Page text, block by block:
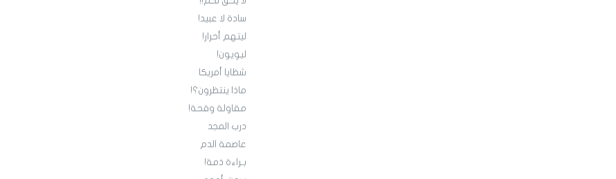
سادة لا عبيد!
ليتهم أحرار!
ليويون!
شظايا أمريكا
ماذا ينتظرون؟!
مقاولة وقحة!
درب المجد
عاصمة الدم
بـراءة ذمة!